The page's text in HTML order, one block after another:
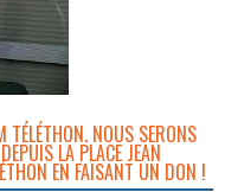
NOUS SERONS
LA PLACE JEAN
EN FAISANT UN DON !